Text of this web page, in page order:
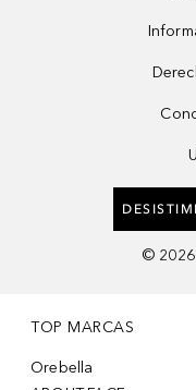
© 2026
TOP MARCAS
Orebella